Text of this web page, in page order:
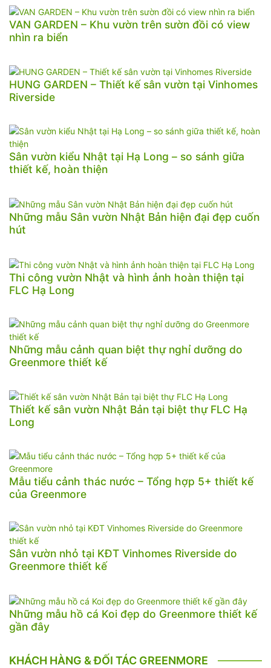
VAN GARDEN – Khu vườn trên sườn đồi có view
nhìn ra biển
HUNG GARDEN – Thiết kế sân vườn tại Vinhomes
Riverside
Sân vườn kiểu Nhật tại Hạ Long – so sánh giữa
thiết kế, hoàn thiện
Những mẫu Sân vườn Nhật Bản hiện đại đẹp cuốn
hút
Thi công vườn Nhật và hình ảnh hoàn thiện tại
FLC Hạ Long
Những mẫu cảnh quan biệt thự nghỉ dưỡng do
Greenmore thiết kế
Thiết kế sân vườn Nhật Bản tại biệt thự FLC Hạ
Long
Mẫu tiểu cảnh thác nước – Tổng hợp 5+ thiết kế
của Greenmore
Sân vườn nhỏ tại KĐT Vinhomes Riverside do
Greenmore thiết kế
Những mẫu hồ cá Koi đẹp do Greenmore thiết kế
gần đây
KHÁCH HÀNG & ĐỐI TÁC GREENMORE